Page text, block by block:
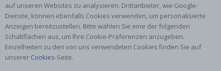
auf unseren Websites zu analysieren. Drittanbieter, wie Google-
Dienste, können ebenfalls Cookies verwenden, um personalisierte
Anzeigen bereitzustellen. Bitte wählen Sie eine der folgenden
Schaltflächen aus, um Ihre Cookie-Präferenzen anzugeben.
Einzelheiten zu den von uns verwendeten Cookies finden Sie auf
unserer Cookies-Seite.